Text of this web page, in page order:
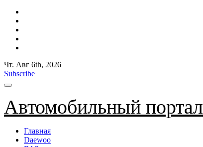
Чт. Авг 6th, 2026
Subscribe
Автомобильный портал
Главная
Daewoo